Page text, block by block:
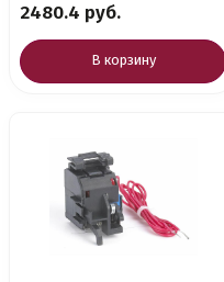
2480.4 руб.
В корзину